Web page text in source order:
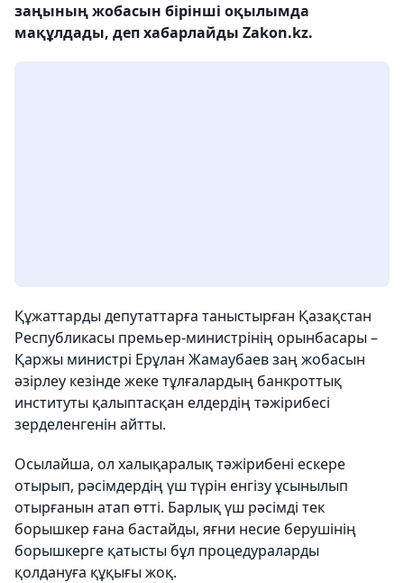
заңының жобасын бірінші оқылымда
мақұлдады, деп хабарлайды Zakon.kz.
Құжаттарды депутаттарға таныстырған Қазақстан
Республикасы премьер-министрінің орынбасары –
Қаржы министрі Ерұлан Жамаубаев заң жобасын
әзірлеу кезінде жеке тұлғалардың банкроттық
институты қалыптасқан елдердің тәжірибесі
зерделенгенін айтты.
Осылайша, ол халықаралық тәжірибені ескере
отырып, рәсімдердің үш түрін енгізу ұсынылып
отырғанын атап өтті. Барлық үш рәсімді тек
борышкер ғана бастайды, яғни несие берушінің
борышкерге қатысты бұл процедураларды
қолдануға құқығы жоқ.